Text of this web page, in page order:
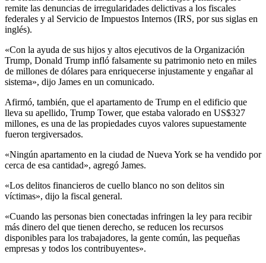
remite las denuncias de irregularidades delictivas a los fiscales
federales y al Servicio de Impuestos Internos (IRS, por sus siglas en
inglés).
«Con la ayuda de sus hijos y altos ejecutivos de la Organización
Trump, Donald Trump infló falsamente su patrimonio neto en miles
de millones de dólares para enriquecerse injustamente y engañar al
sistema», dijo James en un comunicado.
Afirmó, también, que el apartamento de Trump en el edificio que
lleva su apellido, Trump Tower, que estaba valorado en US$327
millones, es una de las propiedades cuyos valores supuestamente
fueron tergiversados.
«Ningún apartamento en la ciudad de Nueva York se ha vendido por
cerca de esa cantidad», agregó James.
«Los delitos financieros de cuello blanco no son delitos sin
víctimas», dijo la fiscal general.
«Cuando las personas bien conectadas infringen la ley para recibir
más dinero del que tienen derecho, se reducen los recursos
disponibles para los trabajadores, la gente común, las pequeñas
empresas y todos los contribuyentes».